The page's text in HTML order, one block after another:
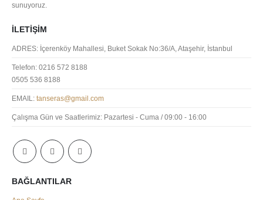
sunuyoruz.
İLETIŞIM
ADRES: İçerenköy Mahallesi, Buket Sokak No:36/A, Ataşehir, İstanbul
Telefon: 0216 572 8188
0505 536 8188
EMAIL: tanseras@gmail.com
Çalışma Gün ve Saatlerimiz: Pazartesi - Cuma / 09:00 - 16:00
BAĞLANTILAR